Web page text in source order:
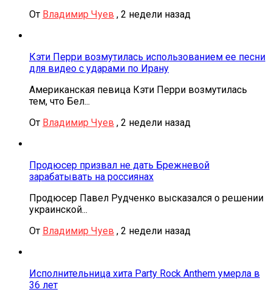
От Владимир Чуев , 2 недели назад
Кэти Перри возмутилась использованием ее песни
для видео с ударами по Ирану
Американская певица Кэти Перри возмутилась
тем, что Бел...
От Владимир Чуев , 2 недели назад
Продюсер призвал не дать Брежневой
зарабатывать на россиянах
Продюсер Павел Рудченко высказался о решении
украинской...
От Владимир Чуев , 2 недели назад
Исполнительница хита Party Rock Anthem умерла в
36 лет